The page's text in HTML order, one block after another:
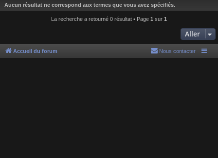
h
e
Aucun résultat ne correspond aux termes que vous avez spécifiés.
La recherche a retourné 0 résultat • Page 1 sur 1
Aller
Accueil du forum Nous contacter